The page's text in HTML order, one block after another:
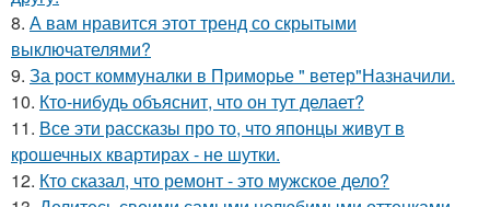
8. А вам нравится этот тренд со скрытыми
выключателями?
9. За рост коммуналки в Приморье " ветер"Назначили.
10. Кто-нибудь объяснит, что он тут делает?
11. Все эти рассказы про то, что японцы живут в
крошечных квартирах - не шутки.
12. Кто сказал, что ремонт - это мужское дело?